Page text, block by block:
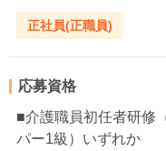
正社員(正職員)
応募資格
■介護職員初任者研修
パー1級）いずれか